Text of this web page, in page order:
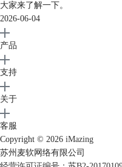
2、选择导出路径，也就是文件
可。
大家来了解一下。
2026-06-04
产品
支持
关于
客服
Copyright © 2026 iMazing
苏州麦软网络有限公司